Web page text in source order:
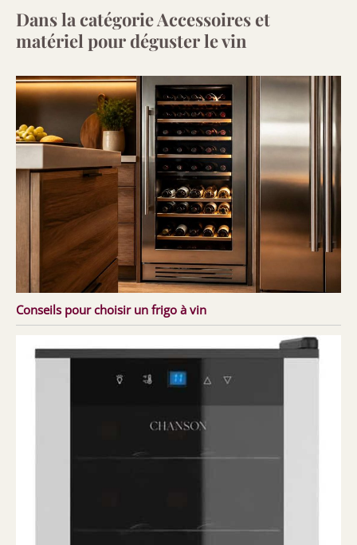
Dans la catégorie Accessoires et
matériel pour déguster le vin
Conseils pour choisir un frigo à vin